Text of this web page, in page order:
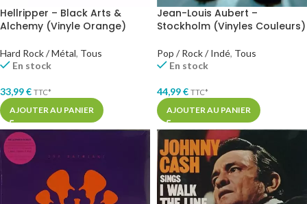
Hellripper – Black Arts &
Alchemy (Vinyle Orange)
Hard Rock / Métal, Tous
En stock
33,99€ TTC*
AJOUTER AU PANIER
Jean-Louis Aubert –
Stockholm (Vinyles Couleurs)
Pop / Rock / Indé, Tous
En stock
44,99€ TTC*
AJOUTER AU PANIER